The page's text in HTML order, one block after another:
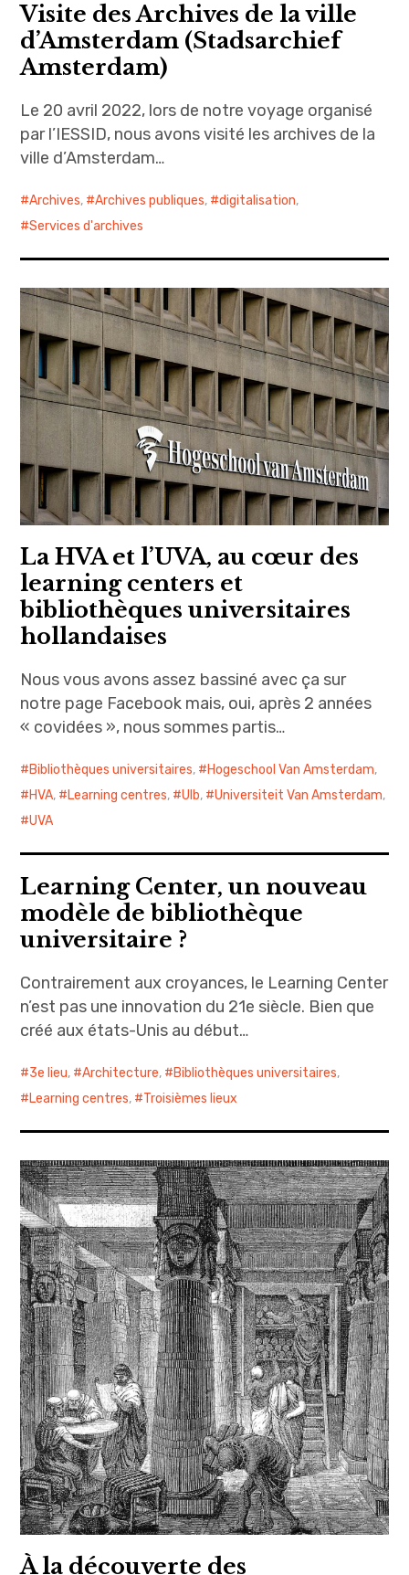
Visite des Archives de la ville
d’Amsterdam (Stadsarchief
Amsterdam)
Le 20 avril 2022, lors de notre voyage organisé
par l’IESSID, nous avons visité les archives de la
ville d’Amsterdam…
Archives, Archives publiques, digitalisation,
Services d'archives
La HVA et l’UVA, au cœur des
learning centers et
bibliothèques universitaires
hollandaises
Nous vous avons assez bassiné avec ça sur
notre page Facebook mais, oui, après 2 années
« covidées », nous sommes partis…
Bibliothèques universitaires, Hogeschool Van Amsterdam,
HVA, Learning centres, Ulb, Universiteit Van Amsterdam,
UVA
Learning Center, un nouveau
modèle de bibliothèque
universitaire ?
Contrairement aux croyances, le Learning Center
n’est pas une innovation du 21e siècle. Bien que
créé aux états-Unis au début…
3e lieu, Architecture, Bibliothèques universitaires,
Learning centres, Troisièmes lieux
À la découverte des